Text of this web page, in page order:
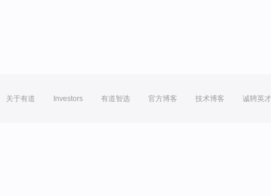
关于有道 Investors 有道智选 官方博客 技术博客 诚聘英才